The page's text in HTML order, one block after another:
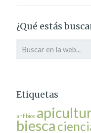
¿Qué estás
Etiquetas
anfibios
biesca